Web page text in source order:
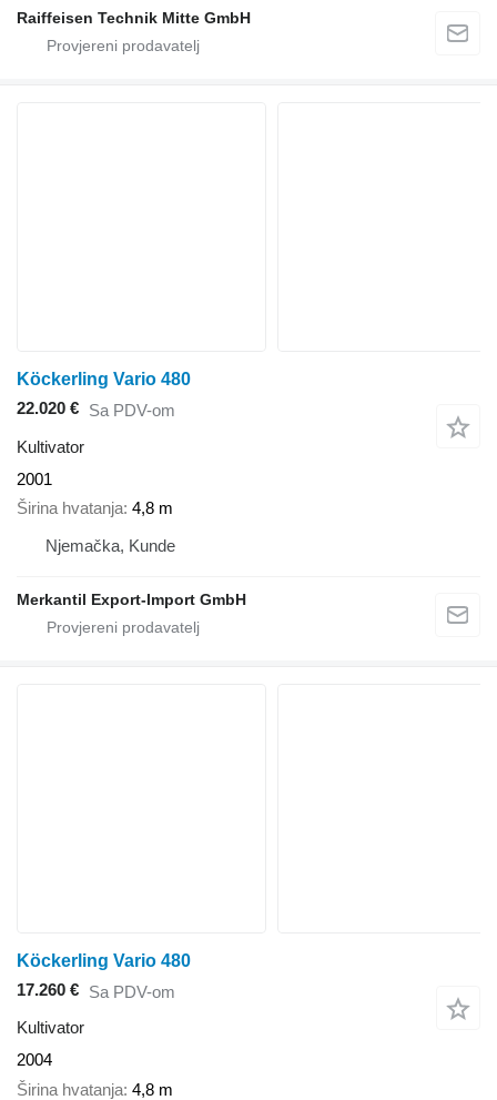
Raiffeisen Technik Mitte GmbH
Köckerling Vario 480
22.020 € Sa PDV-om
Kultivator
2001
Širina hvatanja 4,8 m
Njemačka, Kunde
Merkantil Export-Import GmbH
Köckerling Vario 480
17.260 € Sa PDV-om
Kultivator
2004
Širina hvatanja 4,8 m